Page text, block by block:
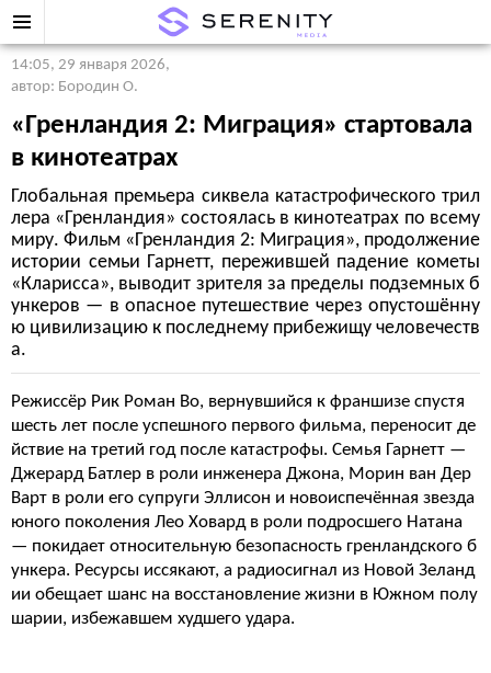
14:05, 29 января 2026,
автор: Бородин О.
«Гренландия 2: Миграция» стартовала
в кинотеатрах
Глобальная премьера сиквела катастрофического трил
лера «Гренландия» состоялась в кинотеатрах по всему
миру. Фильм «Гренландия 2: Миграция», продолжение
истории семьи Гарнетт, пережившей падение кометы
«Кларисса», выводит зрителя за пределы подземных б
ункеров — в опасное путешествие через опустошённу
ю цивилизацию к последнему прибежищу человечеств
а.
Режиссёр Рик Роман Во, вернувшийся к франшизе спустя
шесть лет после успешного первого фильма, переносит де
йствие на третий год после катастрофы. Семья Гарнетт —
Джерард Батлер в роли инженера Джона, Морин ван Дер
Варт в роли его супруги Эллисон и новоиспечённая звезда
юного поколения Лео Ховард в роли подросшего Натана
— покидает относительную безопасность гренландского б
ункера. Ресурсы иссякают, а радиосигнал из Новой Зеланд
ии обещает шанс на восстановление жизни в Южном полу
шарии, избежавшем худшего удара.